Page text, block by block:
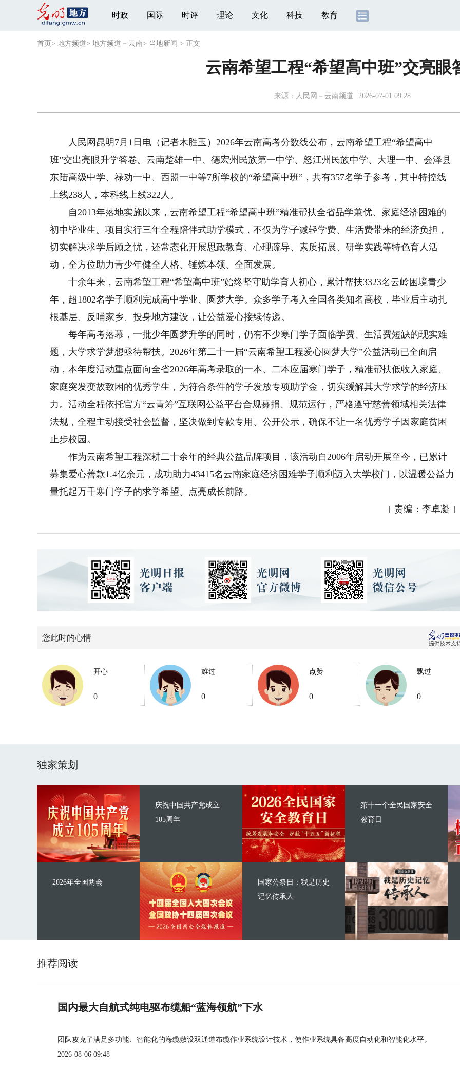
时政 国际 时评 理论 文化 科技 教育
首页 > 地方频道> 地方频道－云南> 当地新闻 > 正文
云南希望工程“希望高中班”交亮眼
来源： 人民网－云南频道 2026-07-01 09:28
人民网昆明7月1日电（记者木胜玉）2026年云南高考分数线公布，云南希望工程“希望高中
班”交出亮眼升学答卷。云南楚雄一中、德宏州民族第一中学、怒江州民族中学、大理一中、会泽县
东陆高级中学、禄劝一中、西盟一中等7所学校的“希望高中班”，共有357名学子参考，其中特控线
上线238人，本科线上线322人。
自2013年落地实施以来，云南希望工程“希望高中班”精准帮扶全省品学兼优、家庭经济困难的
初中毕业生。项目实行三年全程陪伴式助学模式，不仅为学子减轻学费、生活费带来的经济负担，
切实解决求学后顾之忧，还常态化开展思政教育、心理疏导、素质拓展、研学实践等特色育人活
动，全方位助力青少年健全人格、锤炼本领、全面发展。
十余年来，云南希望工程“希望高中班”始终坚守助学育人初心，累计帮扶3323名云岭困境青少
年，超1802名学子顺利完成高中学业、圆梦大学。众多学子考入全国各类知名高校，毕业后主动扎
根基层、反哺家乡、投身地方建设，让公益爱心接续传递。
每年高考落幕，一批少年圆梦升学的同时，仍有不少寒门学子面临学费、生活费短缺的现实难
题，大学求学梦想亟待帮扶。2026年第二十一届“云南希望工程爱心圆梦大学”公益活动已全面启
动，本年度活动重点面向全省2026年高考录取的一本、二本应届寒门学子，精准帮扶低收入家庭、
家庭突发变故致困的优秀学生，为符合条件的学子发放专项助学金，切实缓解其大学求学的经济压
力。活动全程依托官方“云青筹”互联网公益平台合规募捐、规范运行，严格遵守慈善领域相关法律
法规，全程主动接受社会监督，坚决做到专款专用、公开公示，确保不让一名优秀学子因家庭贫困
止步校园。
作为云南希望工程深耕二十余年的经典公益品牌项目，该活动自2006年启动开展至今，已累计
募集爱心善款1.4亿余元，成功助力43415名云南家庭经济困难学子顺利迈入大学校门，以温暖公益力
量托起万千寒门学子的求学希望、点亮成长前路。
[ 责编：李卓凝 ]
您此时的心情
开心
0
难过
0
点赞
0
飘过
0
独家策划
庆祝中国共产党成立
105周年
2026年全国两会
第十一个全民国家安全
教育日
国家公祭日：我是历史
记忆传承人
推荐阅读
国内最大自航式纯电驱布缆船“蓝海领航”下水
团队攻克了满足多功能、智能化的海缆敷设双通道布缆作业系统设计技术，使作业系统具备高度自动化和智能化水平。
2026-08-06 09:48